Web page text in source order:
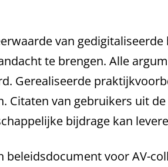
van
te brengen. Alle
Gerealiseerde
van gebruikers uit
bijdrage kan
voor AV-